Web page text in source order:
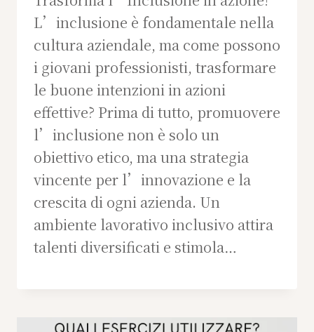
L’inclusione è fondamentale nella
cultura aziendale, ma come possono
i giovani professionisti, trasformare
le buone intenzioni in azioni
effettive? Prima di tutto, promuovere
l’inclusione non è solo un
obiettivo etico, ma una strategia
vincente per l’innovazione e la
crescita di ogni azienda. Un
ambiente lavorativo inclusivo attira
talenti diversificati e stimola…